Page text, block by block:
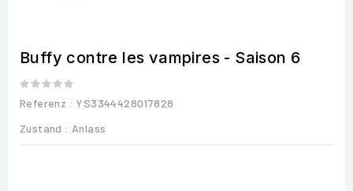
Buffy contre les vampires - Saison 6
Referenz : YS3344428017828
Zustand : Anlass